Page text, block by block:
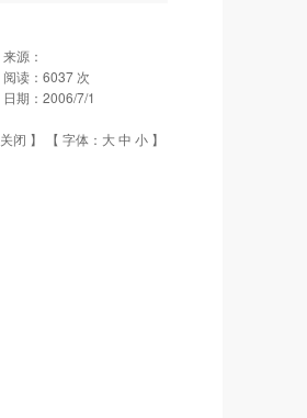
来源：
阅读： 6037 次
日期： 2006/7/1
关闭 】 【 字体： 大中 小 】